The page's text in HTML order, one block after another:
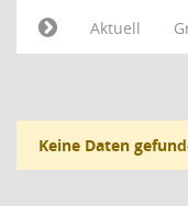
Aktuell
Keine Daten